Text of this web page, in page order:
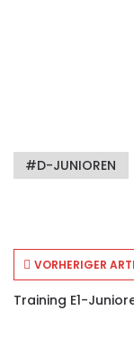
D-JUNIOREN
VORHERIGER
Training E1-